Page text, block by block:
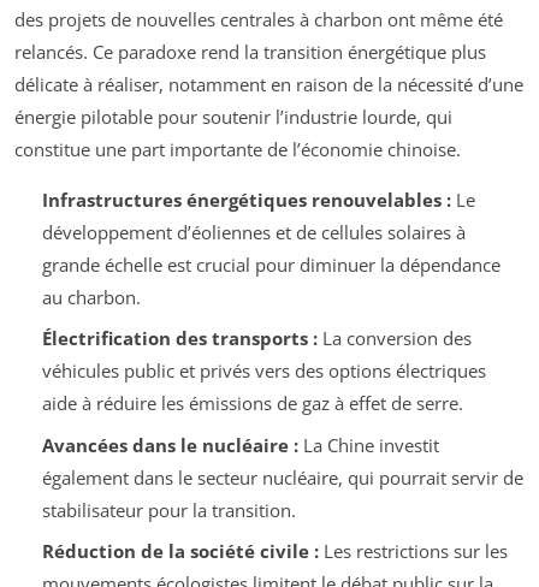
des projets de nouvelles centrales à charbon ont même été
relancés. Ce paradoxe rend la transition énergétique plus
délicate à réaliser, notamment en raison de la nécessité d’une
énergie pilotable pour soutenir l’industrie lourde, qui
constitue une part importante de l’économie chinoise.
Infrastructures énergétiques renouvelables :Le
développement d’éoliennes et de cellules solaires à
grande échelle est crucial pour diminuer la dépendance
au charbon.
Électrification des transports :La conversion des
véhicules public et privés vers des options électriques
aide à réduire les émissions de gaz à effet de serre.
Avancées dans le nucléaire :La Chine investit
également dans le secteur nucléaire, qui pourrait servir de
stabilisateur pour la transition.
Réduction de la société civile :Les restrictions sur les